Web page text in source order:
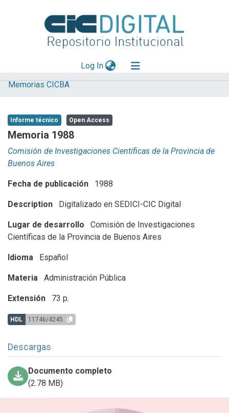
Log In(current)
Explorar
Aportar material
Statistics
Memorias CICBA
Informe técnico Open Access
Memoria 1988
Comisión de Investigaciones Científicas de la Provincia de
Buenos Aires
Fecha de publicación 1988
Description Digitalizado en SEDICI-CIC Digital
Lugar de desarrollo
Comisión de Investigaciones
Científicas de la Provincia de Buenos Aires
Idioma Español
Materia Administración Pública
Extensión 73 p.
HDL 11746/4245
Descargas
Documento completo
(2.78 MB)